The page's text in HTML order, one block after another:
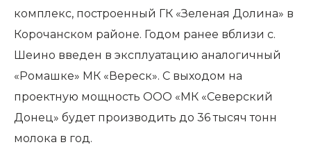
комплекс, построенный ГК «Зеленая Долина» в
Корочанском районе. Годом ранее вблизи с.
Шеино введен в эксплуатацию аналогичный
«Ромашке» МК «Вереск». С выходом на
проектную мощность ООО «МК «Северский
Донец» будет производить до 36 тысяч тонн
молока в год.